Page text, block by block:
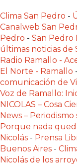
WHATSAPP
CÓMO
RECIBIR
PEDIDOS
DE
COMIDA
POR
WHATSAPP:
LA
GUÍA
DEFINITIVA
PARA
Clima San Pedro -
Canalweb San
Pedro - San Pedro
últimas noticias de
Radio Ramallo -
El Norte - Ramallo -
comunicación de
Voz de Ramallo:
NICOLAS – Cosa
News – Periodismo
Porque nada
Nicolás - Prensa
Buenos Aires -
Nicolás de los